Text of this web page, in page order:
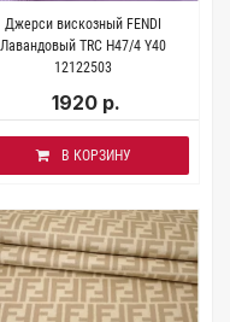
Джерси вискозный FENDI
Лавандовый TRC H47/4 Y40
12122503
1920 р.
В КОРЗИНУ